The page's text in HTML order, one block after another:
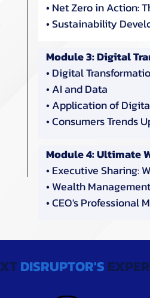
• Net Zero in Action:
• Sustainability
Module 3: Digital
• Digital
• AI and Data
• Application of
• Consumers Trends
Module 4: Ultimate
• Executive Sharing:
• Wealth Management
• CEO's Professional
DISRUPTOR'S